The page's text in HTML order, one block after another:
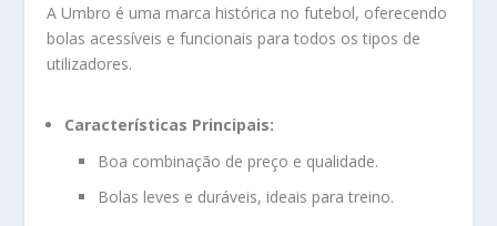
A Umbro é uma marca histórica no futebol, oferecendo
bolas acessíveis e funcionais para todos os tipos de
utilizadores.
Características Principais:
Boa combinação de preço e qualidade.
Bolas leves e duráveis, ideais para treino.